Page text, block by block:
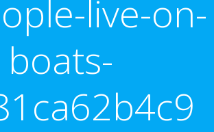
live-on-
boats-